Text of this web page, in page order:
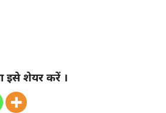
इसे शेयर करें ।